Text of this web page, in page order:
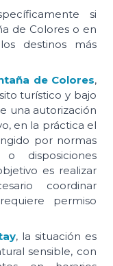
si
de Colores o en
destinos más
de Colores,
turístico y bajo
una autorización
en la práctica el
por normas
disposiciones
es realizar
coordinar
permiso
, la situación es
sensible, con